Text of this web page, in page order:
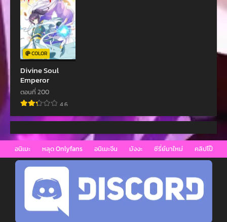
ตอนที่ 14
พฤศจิกายน 22, 2022
ตอนที่ 12
พฤศจิกายน 22, 2022
ตอนที่ 10
พฤศจิกายน 22, 2022
พฤศจิกายน 22, 2022 พฤศจิกายน 22, 2022
ตอนที่ 6
พฤศจิกายน 22, 2022
ตอนที่ 5
พฤศจิกายน 22, 2022
ตอนที่ 4
พฤศจิกายน 22, 2022
ตอนที่ 3
พฤศจิกายน 22, 2022
ตอนที่ 2
พฤศจิกายน 22, 2022
COLOR
Divine Soul
Emperor
ตอนที่ 200
4.6
อนิเมะ หลุด Onlyfans อนิเมะจีน มังงะ ซีรี่ย์มาใหม่ คลิปโป๊